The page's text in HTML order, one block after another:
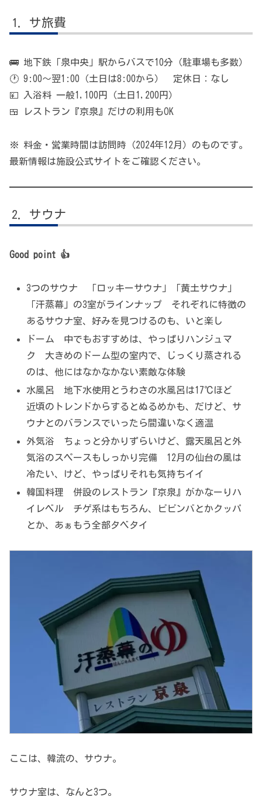
サ旅費
🚌 地下鉄「泉中央」駅からバスで10分（駐車場も多数）
🕐 9:00〜翌1:00（土日は8:00から） 定休日：なし
💴 入浴料 一般1,100円（土日1,200円）
🍱 レストラン『京泉』だけの利用もOK
※ 料金・営業時間は訪問時（2024年12月）のものです。
最新情報は施設公式サイトをご確認ください。
サウナ
Good point 👍
3つのサウナ 「ロッキーサウナ」「黄土サウナ」
「汗蒸幕」の3室がラインナップ それぞれに特徴の
あるサウナ室、好みを見つけるのも、いと楽し
ドーム 中でもおすすめは、やっぱりハンジュマ
ク 大きめのドーム型の室内で、じっくり蒸される
のは、他にはなかなかない素敵な体験
水風呂 地下水使用とうわさの水風呂は17℃ほど
近頃のトレンドからするとぬるめかも、だけど、サ
ウナとのバランスでいったら間違いなく適温
外気浴 ちょっと分かりずらいけど、露天風呂と外
気浴のスペースもしっかり完備 12月の仙台の風は
冷たい、けど、やっぱりそれも気持ちイイ
韓国料理 併設のレストラン『京泉』がかなーりハ
イレベル チゲ系はもちろん、ビビンバとかクッパ
とか、あぁもう全部タベタイ
ここは、韓流の、サウナ。
サウナ室は、なんと3つ。